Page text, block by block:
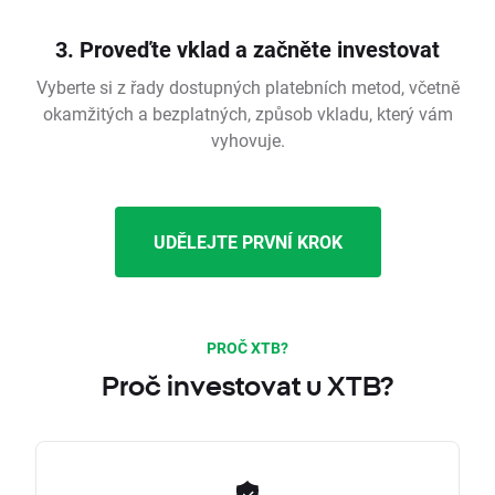
3. Proveďte vklad a začněte investovat
Vyberte si z řady dostupných platebních metod, včetně
okamžitých a bezplatných, způsob vkladu, který vám
vyhovuje.
UDĚLEJTE PRVNÍ KROK
PROČ XTB?
Proč investovat u XTB?